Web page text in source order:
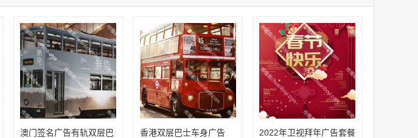
13:59:39 189****2617 联系了该媒体所在商家
16:12:36 181****8167 联系了该媒体所在商家
16:16:44 181****0078 联系了该媒体所在商家
13:50:54 192****2334
联系了该媒体所在商家
15:40:56 157****6971 联系了该媒体所在商家
10:08:47 155****5272 联系了该媒体所在商家
￥27600.00
香港双层巴士车身广告（含车顶）
澳门签名广告有轨双层巴
香港双层巴士车身广告
2022年卫视拜年广告套餐